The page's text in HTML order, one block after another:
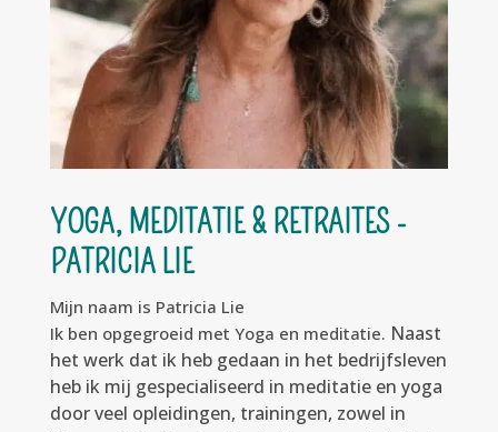
YOGA, MEDITATIE & RETRAITES -
PATRICIA LIE
Mijn naam is Patricia Lie
Ik ben opgegroeid met Yoga en meditatie. Naast
het werk dat ik heb gedaan in het bedrijfsleven
heb ik mij gespecialiseerd in meditatie en yoga
door veel opleidingen, trainingen, zowel in